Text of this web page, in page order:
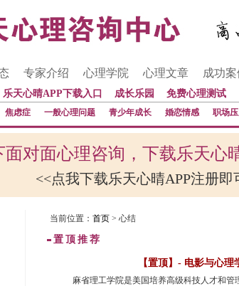
专家介绍 心理学院 心理文章 成功案
乐天心晴APP下载入口 成长乐园 免费心理测试
焦虑症 一般心理问题 青少年成长 婚恋情感 职场
对面心理咨询，下载乐天心
<<点我下载乐天心晴APP注册即
当前位置： 首页 > 心结
置顶推荐
【置顶】- 电影与心
麻省理工学院是美国培养高级科技人才和